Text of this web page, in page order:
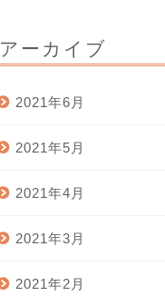
アーカイブ
2021年6月
2021年5月
2021年4月
2021年3月
2021年2月